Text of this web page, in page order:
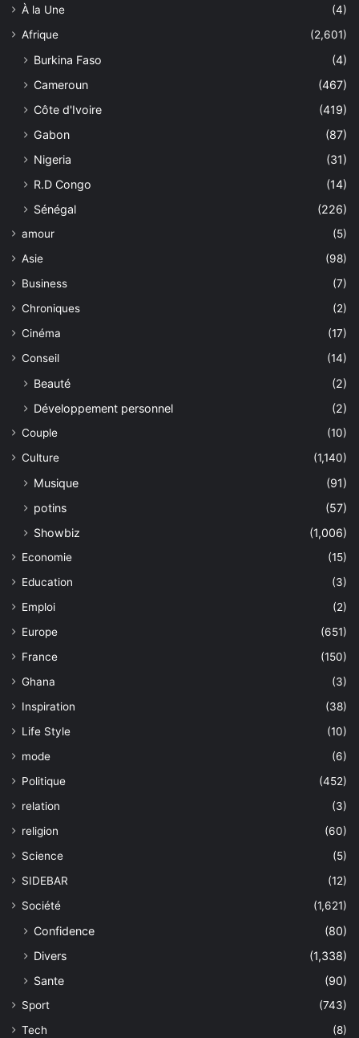
À la Une
(4)
Afrique
(2,601)
Burkina Faso
(4)
Cameroun
(467)
Côte d'Ivoire
(419)
Gabon
(87)
Nigeria
(31)
R.D Congo
(14)
Sénégal
(226)
amour
(5)
Asie
(98)
Business
(7)
Chroniques
(2)
Cinéma
(17)
Conseil
(14)
Beauté
(2)
Développement personnel
(2)
Couple
(10)
Culture
(1,140)
Musique
(91)
potins
(57)
Showbiz
(1,006)
Economie
(15)
Education
(3)
Emploi
(2)
Europe
(651)
France
(150)
Ghana
(3)
Inspiration
(38)
Life Style
(10)
mode
(6)
Politique
(452)
relation
(3)
religion
(60)
Science
(5)
SIDEBAR
(12)
Société
(1,621)
Confidence
(80)
Divers
(1,338)
Sante
(90)
Sport
(743)
Tech
(8)